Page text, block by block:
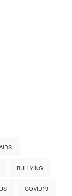
BULLYING
COVID19